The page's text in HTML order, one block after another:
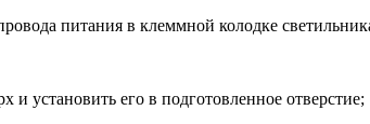
питания в клеммной колодке
установить его в подготовленное отверстие;